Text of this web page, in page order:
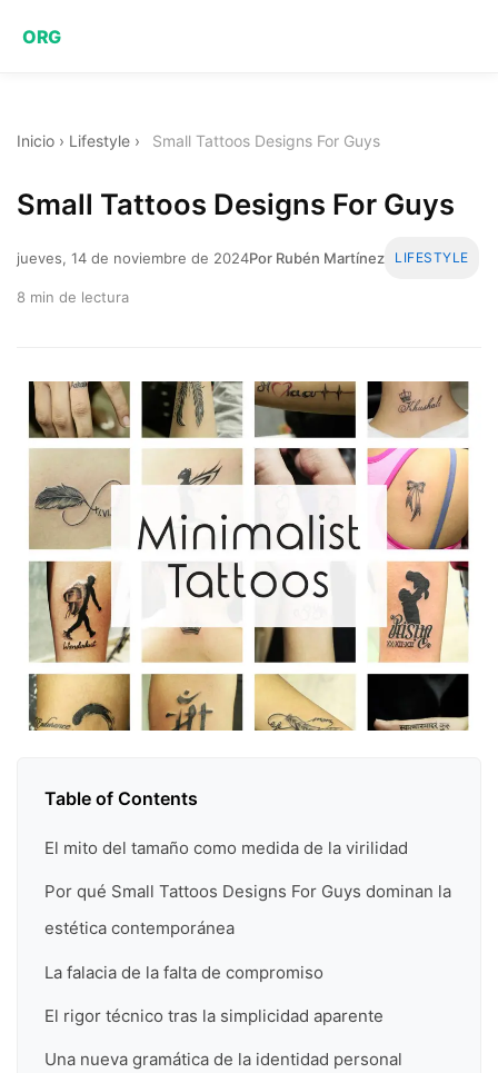
ORG
Inicio › Lifestyle › Small Tattoos Designs For Guys
Small Tattoos Designs For Guys
jueves, 14 de noviembre de 2024Por Rubén Martínez LIFESTYLE
8 min de lectura
Table of Contents
El mito del tamaño como medida de la virilidad
Por qué Small Tattoos Designs For Guys dominan la
estética contemporánea
La falacia de la falta de compromiso
El rigor técnico tras la simplicidad aparente
Una nueva gramática de la identidad personal